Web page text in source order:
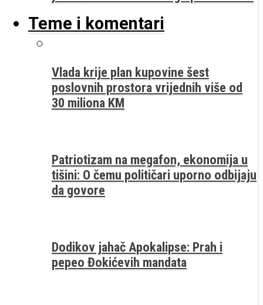
Teme i komentari
Vlada krije plan kupovine šest
poslovnih prostora vrijednih više od
30 miliona KM
Patriotizam na megafon, ekonomija u
tišini: O čemu političari uporno odbijaju
da govore
Dodikov jahač Apokalipse: Prah i
pepeo Đokićevih mandata